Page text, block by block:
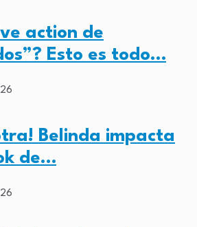
action de
Esto es todo…
Belinda impacta
de…